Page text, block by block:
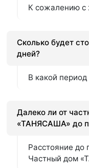
К сожалению
Сколько будет
дней?
В какой
Далеко ли от
«ТАНЯСАША» до
Расстояние до
Частный дом